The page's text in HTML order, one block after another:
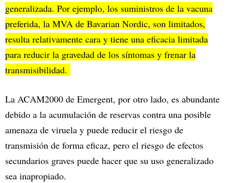
generalizada. Por ejemplo, los suministros de la vacuna
preferida, la MVA de Bavarian Nordic, son limitados,
resulta relativamente cara y tiene una eficacia limitada
para reducir la gravedad de los síntomas y frenar la
transmisibilidad.
La ACAM2000 de Emergent, por otro lado, es abundante
debido a la acumulación de reservas contra una posible
amenaza de viruela y puede reducir el riesgo de
transmisión de forma eficaz, pero el riesgo de efectos
secundarios graves puede hacer que su uso generalizado
sea inapropiado.